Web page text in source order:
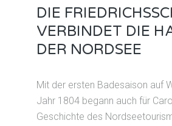
DIE
VERBINDET DIE
DER NORDSEE
Mit der ersten Badesaison auf
Jahr 1804 begann auch für
Geschichte des